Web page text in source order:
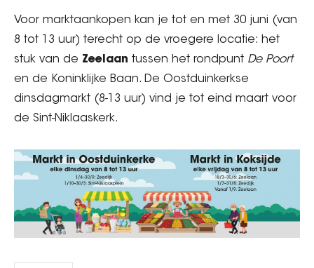
Voor marktaankopen kan je tot en met 30 juni (van
8 tot 13 uur) terecht op de vroegere locatie: het
stuk van de Zeelaan tussen het rondpunt De Poort
en de Koninklijke Baan. De Oostduinkerkse
dinsdagmarkt (8-13 uur) vind je tot eind maart voor
de Sint-Niklaaskerk.